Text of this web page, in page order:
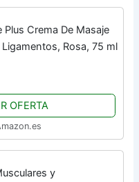
Plus Crema De Masaje
Rosa, 75 ml
OFERTA
y